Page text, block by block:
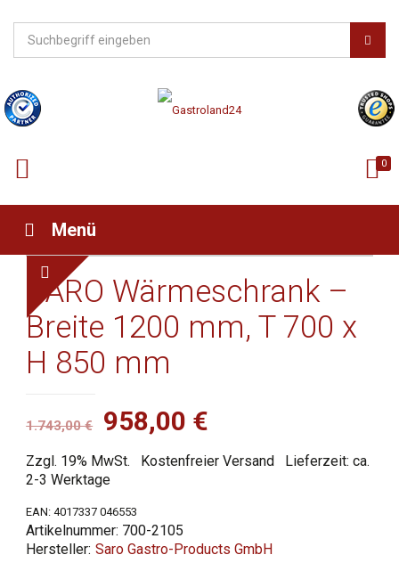
0
Menü
SARO Wärmeschrank –
Breite 1200 mm, T 700 x
H 850 mm
1.743,00€
Ursprünglicher
Preis
war:
1.743,00 €
958,00 €
Preis
ist:
Zzgl. 19% MwSt. Kostenfreier Versand
Lieferzeit: ca.
2-3 Werktage
EAN:4017337 046553
Artikelnummer: 700-2105
Saro Gastro-Products GmbH